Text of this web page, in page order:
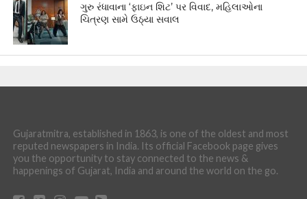
ગુરુ રંધાવાના ‘ફાઇન શિટ’ પર વિવાદ, મહિલાઓના
ચિત્રણ સામે ઉઠ્યા સવાલ
Gujaratmitra, established in 1863, is one of the oldest and most
reputed newspapers in India. Its official Facebook page gives
you the opportunity to stay connected to the news &
happenings of Gujarat, India and around the world on the go.